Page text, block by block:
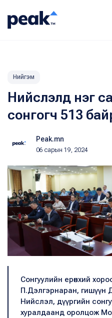
Нийгэм
Нийслэлд нэг
сонгогч 513
Peak.mn
06 сарын 19, 2024
Сонгуулийн ерөнхий
П.Дэлгэрнаран, гишүүн
Нийслэл, дүүргийн
хуралдаанд оролцож